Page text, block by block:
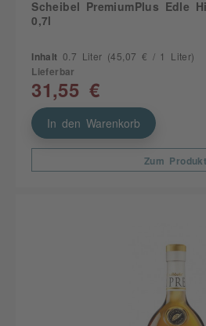
Scheibel PremiumPlus Edle
0,7l
Inhalt 0.7 Liter (45,07 € / 1 Liter)
Lieferbar
31,55 €
In den Warenkorb
Zum Produkt